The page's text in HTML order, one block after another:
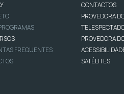
FREQUENTES
CONTACTOS
PROVEDORA
PROVEDORA
SATÉLITES